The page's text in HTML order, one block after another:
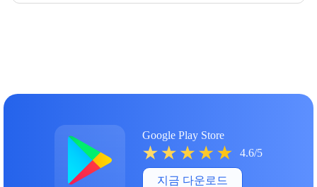
Google Play Store
4.6/5
지금 다운로드